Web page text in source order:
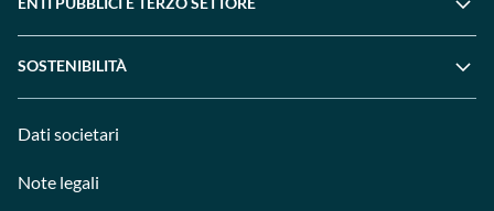
SOSTENIBILITÀ
Dati societari
Note legali